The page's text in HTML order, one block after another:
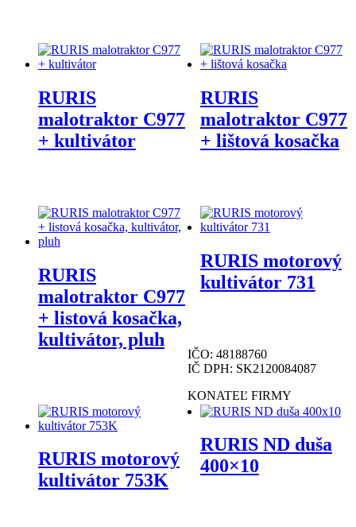
RURIS
malotraktor C977
+ kultivátor
RURIS
malotraktor C977
+ lištová kosačka
RURIS
malotraktor C977
+ listová kosačka,
kultivátor, pluh
RURIS motorový
kultivátor 731
RURIS motorový
kultivátor 753K
RURIS ND duša
400×10
IČO: 48188760
IČ DPH: SK2120084087
KONATEĽ FIRMY